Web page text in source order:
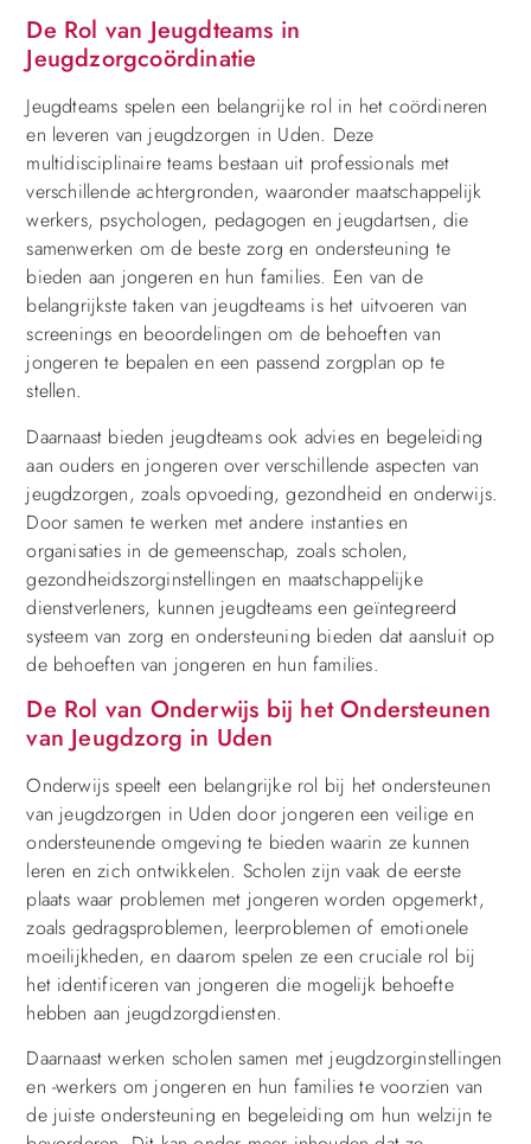
De Rol van Jeugdteams in
Jeugdzorgcoördinatie
Jeugdteams spelen een belangrijke rol in het coördineren
en leveren van jeugdzorgen in Uden. Deze
multidisciplinaire teams bestaan uit professionals met
verschillende achtergronden, waaronder maatschappelijk
werkers, psychologen, pedagogen en jeugdartsen, die
samenwerken om de beste zorg en ondersteuning te
bieden aan jongeren en hun families. Een van de
belangrijkste taken van jeugdteams is het uitvoeren van
screenings en beoordelingen om de behoeften van
jongeren te bepalen en een passend zorgplan op te
stellen.
Daarnaast bieden jeugdteams ook advies en begeleiding
aan ouders en jongeren over verschillende aspecten van
jeugdzorgen, zoals opvoeding, gezondheid en onderwijs.
Door samen te werken met andere instanties en
organisaties in de gemeenschap, zoals scholen,
gezondheidszorginstellingen en maatschappelijke
dienstverleners, kunnen jeugdteams een geïntegreerd
systeem van zorg en ondersteuning bieden dat aansluit op
de behoeften van jongeren en hun families.
De Rol van Onderwijs bij het Ondersteunen
van Jeugdzorg in Uden
Onderwijs speelt een belangrijke rol bij het ondersteunen
van jeugdzorgen in Uden door jongeren een veilige en
ondersteunende omgeving te bieden waarin ze kunnen
leren en zich ontwikkelen. Scholen zijn vaak de eerste
plaats waar problemen met jongeren worden opgemerkt,
zoals gedragsproblemen, leerproblemen of emotionele
moeilijkheden, en daarom spelen ze een cruciale rol bij
het identificeren van jongeren die mogelijk behoefte
hebben aan jeugdzorgdiensten.
Daarnaast werken scholen samen met jeugdzorginstellingen
en -werkers om jongeren en hun families te voorzien van
de juiste ondersteuning en begeleiding om hun welzijn te